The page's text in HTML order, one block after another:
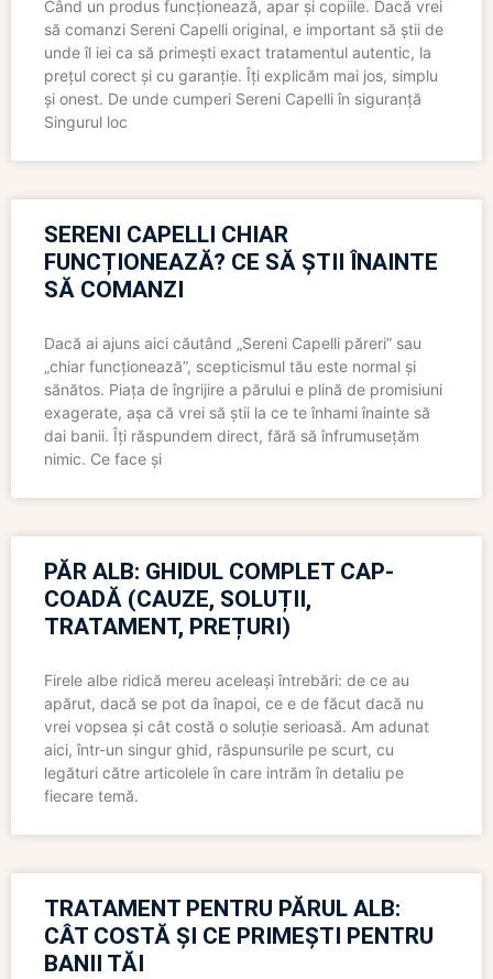
Când un produs funcționează, apar și copiile. Dacă vrei
să comanzi Sereni Capelli original, e important să știi de
unde îl iei ca să primești exact tratamentul autentic, la
prețul corect și cu garanție. Îți explicăm mai jos, simplu
și onest. De unde cumperi Sereni Capelli în siguranță
Singurul loc
SERENI CAPELLI CHIAR
FUNCȚIONEAZĂ? CE SĂ ȘTII ÎNAINTE
SĂ COMANZI
Dacă ai ajuns aici căutând „Sereni Capelli păreri” sau
„chiar funcționează”, scepticismul tău este normal și
sănătos. Piața de îngrijire a părului e plină de promisiuni
exagerate, așa că vrei să știi la ce te înhami înainte să
dai banii. Îți răspundem direct, fără să înfrumusețăm
nimic. Ce face și
PĂR ALB: GHIDUL COMPLET CAP-
COADĂ (CAUZE, SOLUȚII,
TRATAMENT, PREȚURI)
Firele albe ridică mereu aceleași întrebări: de ce au
apărut, dacă se pot da înapoi, ce e de făcut dacă nu
vrei vopsea și cât costă o soluție serioasă. Am adunat
aici, într-un singur ghid, răspunsurile pe scurt, cu
legături către articolele în care intrăm în detaliu pe
fiecare temă.
TRATAMENT PENTRU PĂRUL ALB:
CÂT COSTĂ ȘI CE PRIMEȘTI PENTRU
BANII TĂI